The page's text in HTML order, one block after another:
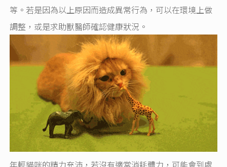
等。若是因為以上原因而造成異常行為，可以在環境上做
調整，或是求助獸醫師確認健康狀況。
年輕貓咪的精力充沛，若沒有適當消耗體力，可能會到處